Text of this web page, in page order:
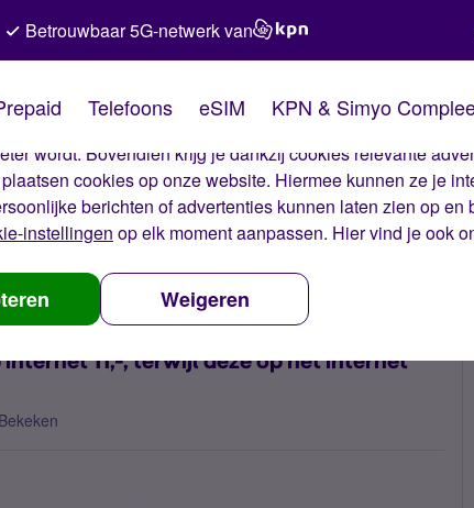
van Simyo
cookies op onze website. Met deze cookies zorgen wij
wordt. Bovendien krijg je dankzij cookies relevante
cookies op onze website. Hiermee kunnen ze je
berichten of advertenties kunnen laten zien op en
instellingen op elk moment aanpassen. Hier vind je ook
Weigeren
Betrouwbaar 5G-netwerk van
Telefoons eSIM KPN & Simyo
11,-, terwijl deze op het internet